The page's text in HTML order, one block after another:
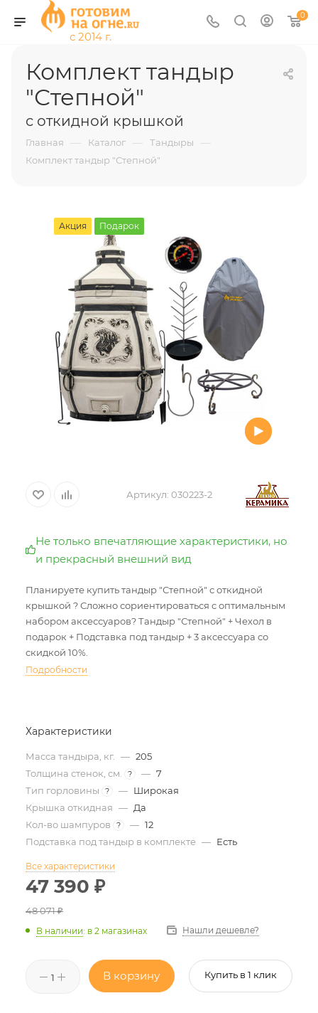
0
Комплект тандыр
"Степной"
с откидной крышкой
Главная — Каталог — Тандыры —
Комплект тандыр "Степной"
Акция Подарок
Артикул: 030223-2
Не только впечатляющие характеристики, но
и прекрасный внешний вид
Планируете купить тандыр "Степной" с откидной
крышкой ? Сложно сориентироваться с оптимальным
набором аксессуаров? Тандыр "Степной" + Чехол в
подарок + Подставка под тандыр + 3 аксессуара со
скидкой 10%.
Подробности
Характеристики
Масса тандыра, кг. — 205
Толщина стенок, см.
? — 7
Тип горловины
? — Широкая
Крышка откидная — Да
Кол-во шампуров
? — 12
Подставка под тандыр в комплекте — Есть
Все характеристики
47 390 ₽
48 071₽
В наличии: в 2 магазинах Нашли дешевле?
В корзину Купить в 1 клик